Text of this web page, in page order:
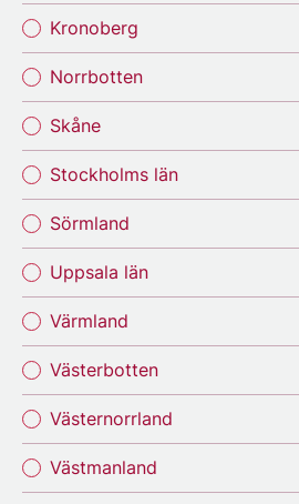
Kronoberg
Norrbotten
Skåne
Stockholms län
Sörmland
Uppsala län
Värmland
Västerbotten
Västernorrland
Västmanland